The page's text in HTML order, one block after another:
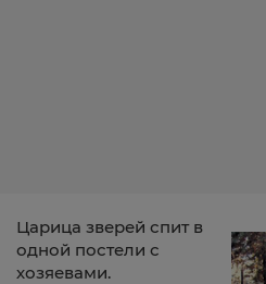
Царица зверей спит в
одной постели с
хозяевами.